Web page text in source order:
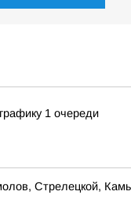
1 очереди
Стрелецкой,